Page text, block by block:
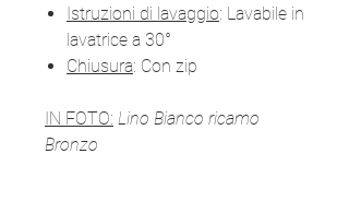
Istruzioni di lavaggio: Lavabile in
lavatrice a 30°
Chiusura: Con zip
IN FOTO: Lino Bianco ricamo
Bronzo